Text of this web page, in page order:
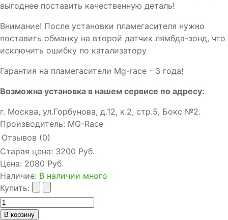
выгоднее поставить качественную деталь!
Внимание! После установки пламегасителя нужно
поставить обманку на второй датчик лямбда-зонд, что
исключить ошибку по катализатору
Гарантия на пламегасители Mg-race - 3 года!
Возможна установка в нашем сервисе по адресу:
г. Москва, ул.Горбунова, д.12, к.2, стр.5, Бокс №2.
Производитель: MG-Race
Отзывов (0)
Старая цена: 3200 Руб.
Цена: 2080 Руб.
Наличие: В наличии много
Купить: